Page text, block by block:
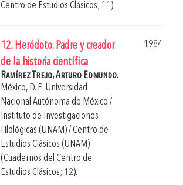
Centro de Estudios Clásicos; 11).
12. Heródoto. Padre y creador
de la historia científica
1984
Ramírez Trejo, Arturo Edmundo.
México, D. F: Universidad
Nacional Autónoma de México /
Instituto de Investigaciones
Filológicas (UNAM) / Centro de
Estudios Clásicos (UNAM)
(Cuadernos del Centro de
Estudios Clásicos; 12).